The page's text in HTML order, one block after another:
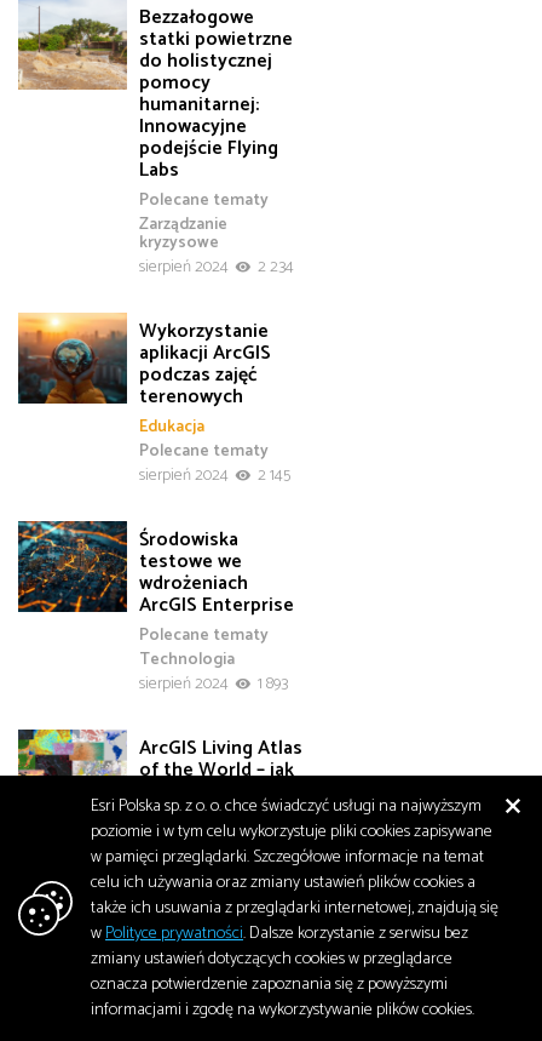
Bezzałogowe
statki powietrzne
do holistycznej
pomocy
humanitarnej:
Innowacyjne
podejście Flying
Labs
Polecane tematy
Zarządzanie
kryzysowe
sierpień 2024
2 234
Wykorzystanie
aplikacji ArcGIS
podczas zajęć
terenowych
Edukacja
Polecane tematy
sierpień 2024
2 145
Środowiska
testowe we
wdrożeniach
ArcGIS Enterprise
Polecane tematy
Technologia
sierpień 2024
1 893
ArcGIS Living Atlas
of the World – jak
wykorzystać
zasoby Esri Inc.
w edukacji?
Edukacja
Polecane tematy
sierpień 2024
2 071
Czy ArcGIS Online
może zastąpić
wersję Enterprise?
Esri Polska sp. z o. o. chce świadczyć usługi na najwyższym
poziomie i w tym celu wykorzystuje pliki cookies zapisywane
w pamięci przeglądarki. Szczegółowe informacje na temat
celu ich używania oraz zmiany ustawień plików cookies a
także ich usuwania z przeglądarki internetowej, znajdują się
wPolityce prywatności. Dalsze korzystanie z serwisu bez
zmiany ustawień dotyczących cookies w przeglądarce
oznacza potwierdzenie zapoznania się z powyższymi
informacjami i zgodę na wykorzystywanie plików cookies.